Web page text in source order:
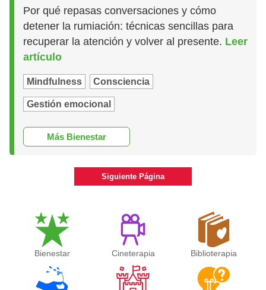
Por qué repasas conversaciones y cómo
detener la rumiación: técnicas sencillas para
recuperar la atención y volver al presente. Leer
artículo
Mindfulness Consciencia
Gestión emocional
Más Bienestar
Siguiente Página
Bienestar Cineterapia Biblioterapia